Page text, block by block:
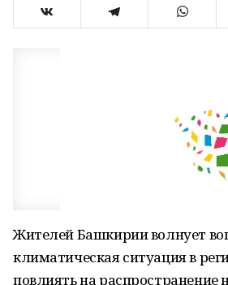
Жителей Башкирии волнует
климатическая ситуация в
повлиять на распространение